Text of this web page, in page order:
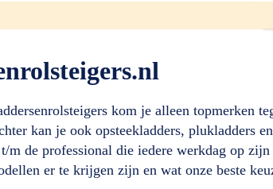
kom je alleen topmerken
kan je ook opsteekladders, plukladders
de professional die iedere werkdag op
er te krijgen zijn en wat onze beste